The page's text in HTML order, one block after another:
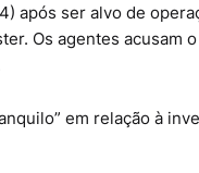
após ser alvo de
Os agentes acusam
em relação à